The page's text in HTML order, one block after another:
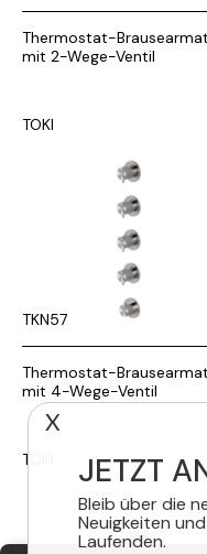
Thermostat-
mit 2-Wege-Ventil
TOKI
TKN57
Thermostat-
mit 4-Wege-Ventil
TOKI
X
JETZT
Bleib über die
Neuigkeiten
Laufenden.